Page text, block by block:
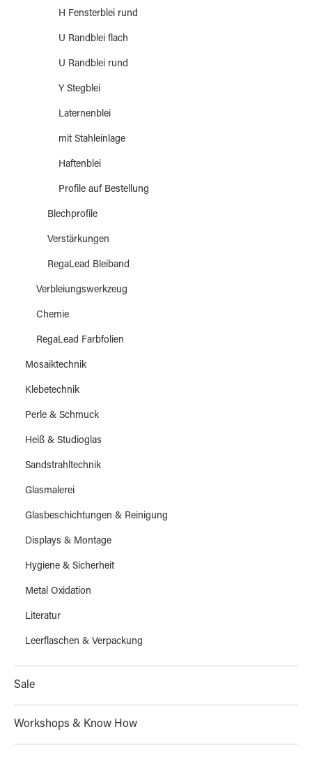
H Fensterblei rund
U Randblei flach
U Randblei rund
Y Stegblei
Laternenblei
mit Stahleinlage
Haftenblei
Profile auf Bestellung
Blechprofile
Verstärkungen
RegaLead Bleiband
Verbleiungswerkzeug
Chemie
RegaLead Farbfolien
Mosaiktechnik
Klebetechnik
Perle & Schmuck
Heiß & Studioglas
Sandstrahltechnik
Glasmalerei
Glasbeschichtungen & Reinigung
Displays & Montage
Hygiene & Sicherheit
Metal Oxidation
Literatur
Leerflaschen & Verpackung
Sale
Workshops & Know How